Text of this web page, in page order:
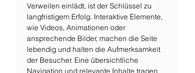
Verweilen einlädt, ist der Schlüssel zu
langfristigem Erfolg. Interaktive Elemente,
wie Videos, Animationen oder
ansprechende Bilder, machen die Seite
lebendig und halten die Aufmerksamkeit
der Besucher. Eine übersichtliche
Navigation und relevante Inhalte tragen